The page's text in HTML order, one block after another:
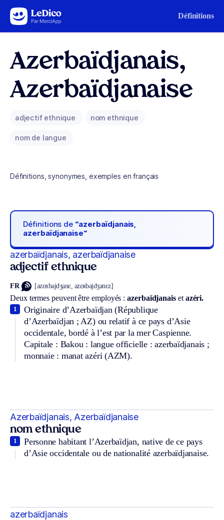
Aller au contenu Définitions
Azerbaïdjanais,
Azerbaïdjanaise
adjectif ethnique nom ethnique
nom de langue
Définitions, synonymes, exemples en français
Définitions de “azerbaïdjanais,
azerbaïdjanaise“
azerbaïdjanais, azerbaïdjanaise
adjectif ethnique
FR [azɛʀbajdʒanɛ, azɛʀbajdʒanɛz]
Deux termes peuvent être employés :azerbaïdjanais etazéri.
Originaire d’Azerbaïdjan (République
d’Azerbaïdjan ; AZ) ou relatif à ce pays d’Asie
occidentale, bordé à l’est par la mer Caspienne.
Capitale : Bakou : langue officielle : azerbaïdjanais ;
monnaie : manat azéri (AZM).
1
Azerbaïdjanais, Azerbaïdjanaise
nom ethnique
Personne habitant l’Azerbaïdjan, native de ce pays
d’Asie occidentale ou de nationalité azerbaïdjanaise.
1
azerbaïdjanais